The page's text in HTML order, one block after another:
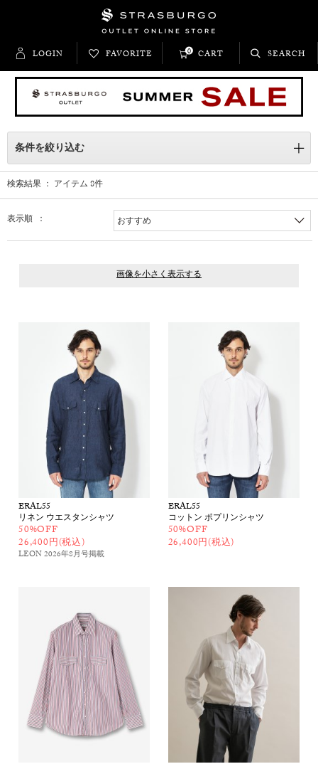
LOGIN FAVORITE CART
0 SEARCH
条件を絞り込む
検索結果 ： アイテム 8件
表示順 ：
ERAL55
リネン ウエスタンシャツ
50%OFF
26,400円(税込)
LEON 2026年8月号掲載
ERAL55
コットン ポプリンシャツ
50%OFF
26,400円(税込)